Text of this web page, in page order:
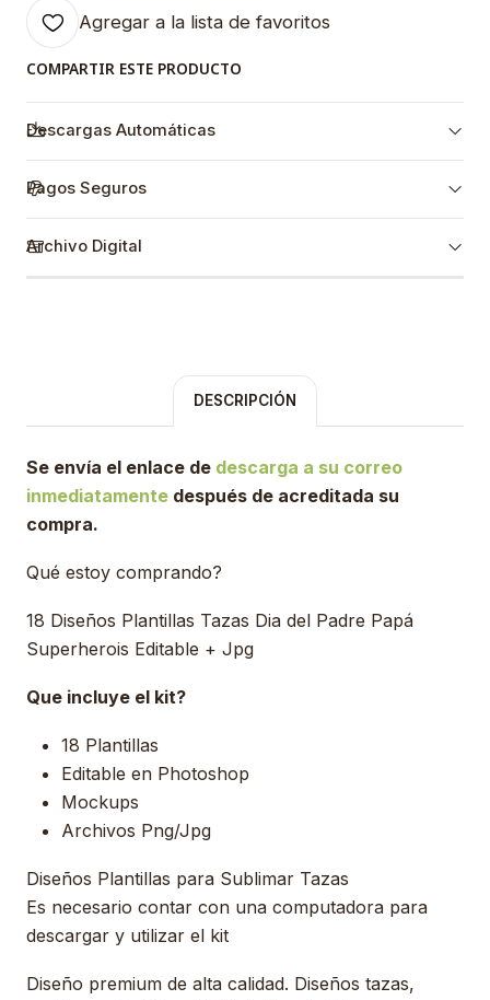
Agregar a la lista de favoritos
COMPARTIR ESTE PRODUCTO
Descargas Automáticas
Pagos Seguros
Archivo Digital
DESCRIPCIÓN
Se envía el enlace de descarga a su correo
inmediatamente después de acreditada su
compra.
Qué estoy comprando?
18 Diseños Plantillas Tazas Dia del Padre Papá
Superherois Editable + Jpg
Que incluye el kit?
18 Plantillas
Editable en Photoshop
Mockups
Archivos Png/Jpg
Diseños Plantillas para Sublimar Tazas
Es necesario contar con una computadora para
descargar y utilizar el kit
Diseño premium de alta calidad. Diseños tazas,